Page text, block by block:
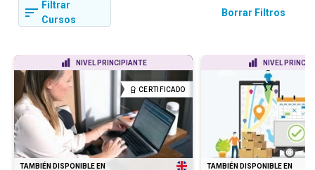
Filtrar
Cursos
Borrar Filtros
NIVEL PRINCIPIANTE
CERTIFICADO
TAMBIÉN DISPONIBLE EN
NIVEL
TAMBIÉN DISPONIBLE EN